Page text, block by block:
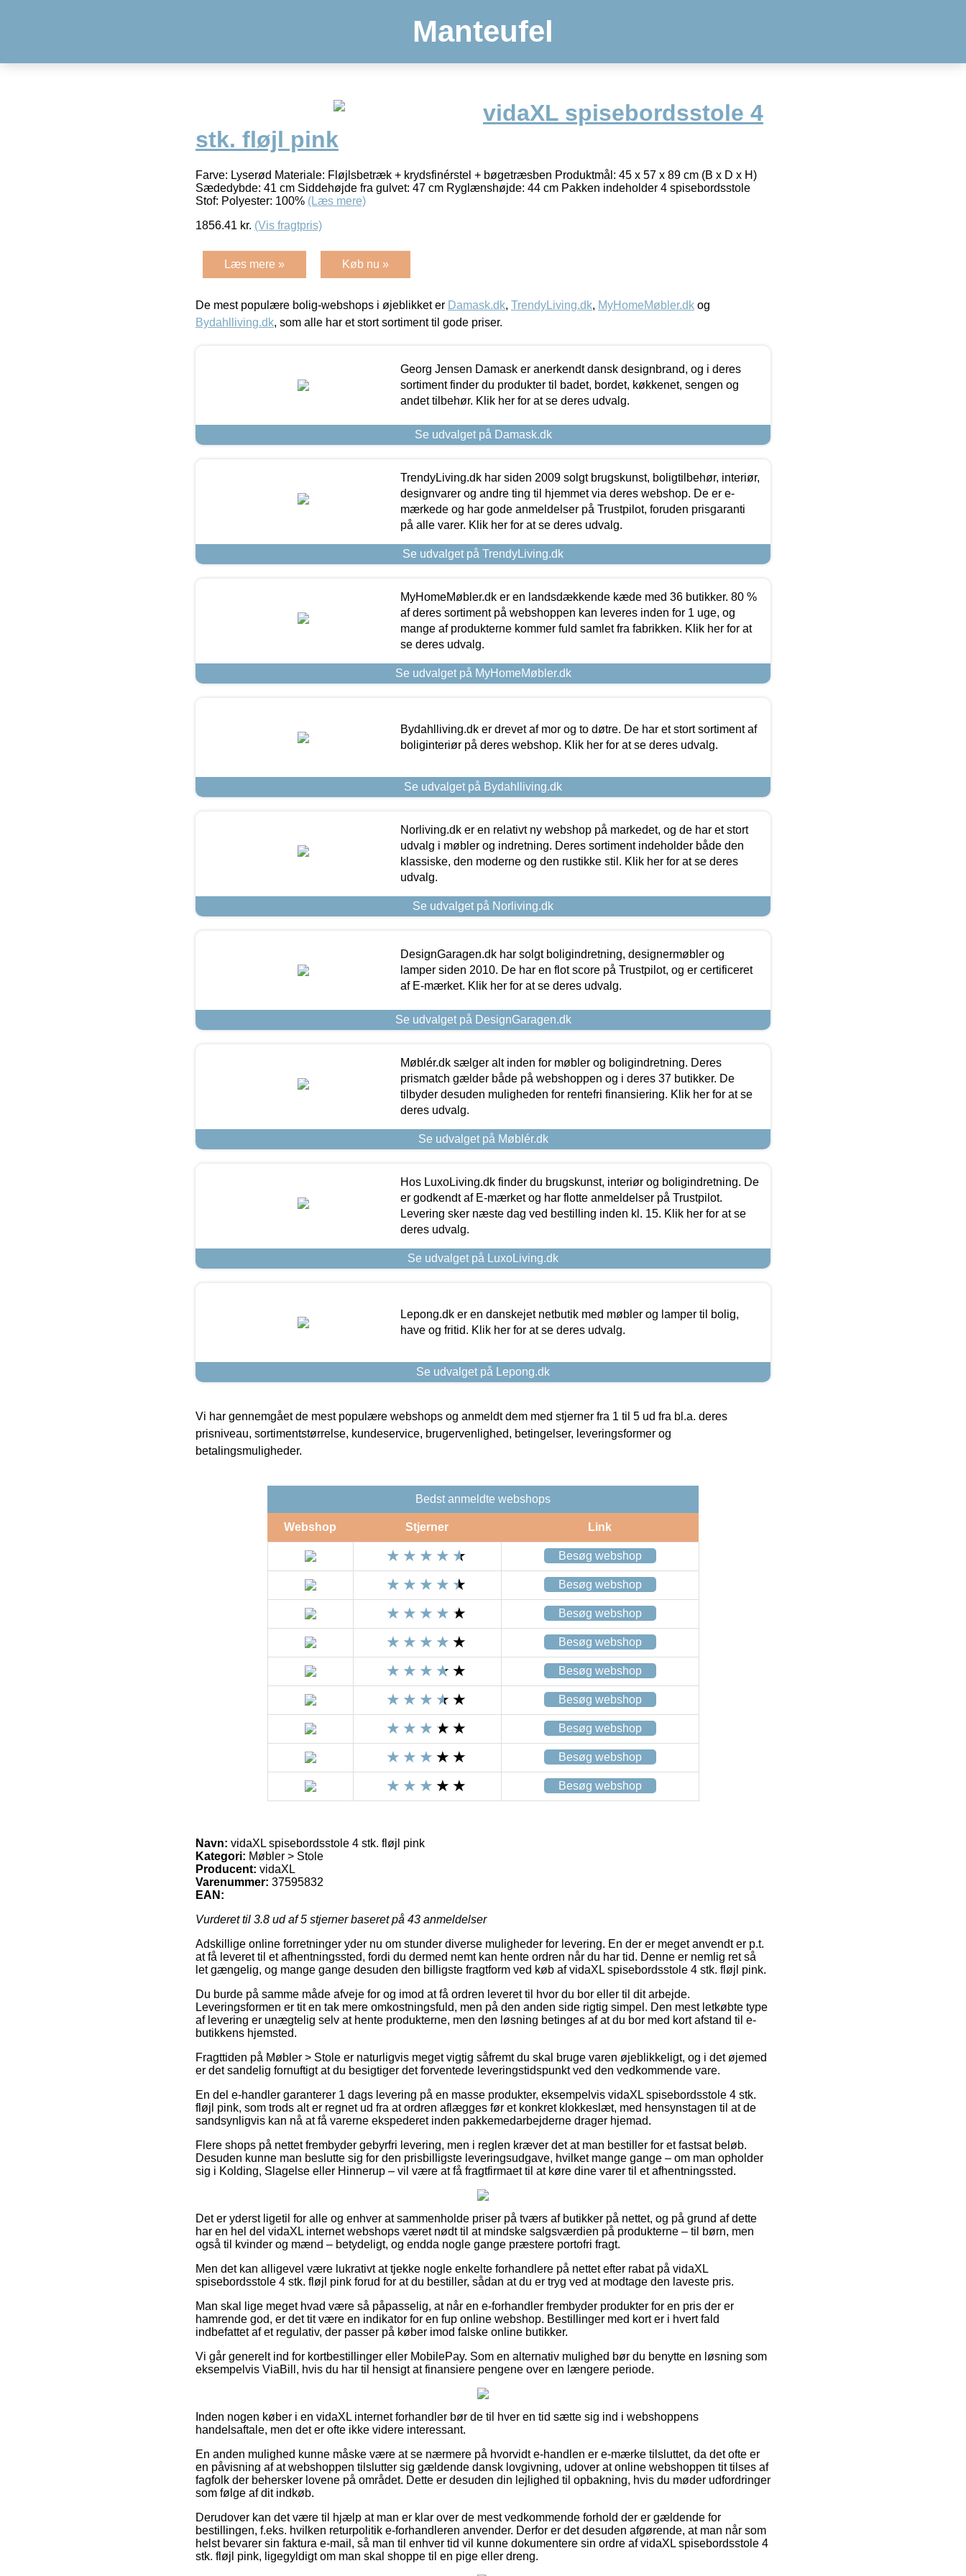
Manteufel
vidaXL spisebordsstole 4
stk. fløjl pink
Farve: Lyserød Materiale: Fløjlsbetræk + krydsfinérstel + bøgetræsben Produktmål: 45 x 57 x 89 cm (B x D x H)
Sædedybde: 41 cm Siddehøjde fra gulvet: 47 cm Ryglænshøjde: 44 cm Pakken indeholder 4 spisebordsstole
Stof: Polyester: 100% (Læs mere)
1856.41 kr. (Vis fragtpris)
Læs mere » Køb nu »
De mest populære bolig-webshops i øjeblikket er Damask.dk, TrendyLiving.dk, MyHomeMøbler.dk og
Bydahlliving.dk, som alle har et stort sortiment til gode priser.
Georg Jensen Damask er anerkendt dansk designbrand, og i deres
sortiment finder du produkter til badet, bordet, køkkenet, sengen og
andet tilbehør. Klik her for at se deres udvalg.
Se udvalget på Damask.dk
TrendyLiving.dk har siden 2009 solgt brugskunst, boligtilbehør, interiør,
designvarer og andre ting til hjemmet via deres webshop. De er e-
mærkede og har gode anmeldelser på Trustpilot, foruden prisgaranti
på alle varer. Klik her for at se deres udvalg.
Se udvalget på TrendyLiving.dk
MyHomeMøbler.dk er en landsdækkende kæde med 36 butikker. 80 %
af deres sortiment på webshoppen kan leveres inden for 1 uge, og
mange af produkterne kommer fuld samlet fra fabrikken. Klik her for at
se deres udvalg.
Se udvalget på MyHomeMøbler.dk
Bydahlliving.dk er drevet af mor og to døtre. De har et stort sortiment af
boliginteriør på deres webshop. Klik her for at se deres udvalg.
Se udvalget på Bydahlliving.dk
Norliving.dk er en relativt ny webshop på markedet, og de har et stort
udvalg i møbler og indretning. Deres sortiment indeholder både den
klassiske, den moderne og den rustikke stil. Klik her for at se deres
udvalg.
Se udvalget på Norliving.dk
DesignGaragen.dk har solgt boligindretning, designermøbler og
lamper siden 2010. De har en flot score på Trustpilot, og er certificeret
af E-mærket. Klik her for at se deres udvalg.
Se udvalget på DesignGaragen.dk
Møblér.dk sælger alt inden for møbler og boligindretning. Deres
prismatch gælder både på webshoppen og i deres 37 butikker. De
tilbyder desuden muligheden for rentefri finansiering. Klik her for at se
deres udvalg.
Se udvalget på Møblér.dk
Hos LuxoLiving.dk finder du brugskunst, interiør og boligindretning. De
er godkendt af E-mærket og har flotte anmeldelser på Trustpilot.
Levering sker næste dag ved bestilling inden kl. 15. Klik her for at se
deres udvalg.
Se udvalget på LuxoLiving.dk
Lepong.dk er en danskejet netbutik med møbler og lamper til bolig,
have og fritid. Klik her for at se deres udvalg.
Se udvalget på Lepong.dk
Vi har gennemgået de mest populære webshops og anmeldt dem med stjerner fra 1 til 5 ud fra bl.a. deres
prisniveau, sortimentstørrelse, kundeservice, brugervenlighed, betingelser, leveringsformer og
betalingsmuligheder.
Bedst anmeldte webshops
Webshop Stjerner Link
Besøg webshop
Besøg webshop
Besøg webshop
Besøg webshop
Besøg webshop
Besøg webshop
Besøg webshop
Besøg webshop
Besøg webshop
Navn: vidaXL spisebordsstole 4 stk. fløjl pink
Kategori: Møbler > Stole
Producent: vidaXL
Varenummer: 37595832
EAN:
Vurderet til 3.8 ud af 5 stjerner baseret på 43 anmeldelser
Adskillige online forretninger yder nu om stunder diverse muligheder for levering. En der er meget anvendt er p.t.
at få leveret til et afhentningssted, fordi du dermed nemt kan hente ordren når du har tid. Denne er nemlig ret så
let gængelig, og mange gange desuden den billigste fragtform ved køb af vidaXL spisebordsstole 4 stk. fløjl pink.
Du burde på samme måde afveje for og imod at få ordren leveret til hvor du bor eller til dit arbejde.
Leveringsformen er tit en tak mere omkostningsfuld, men på den anden side rigtig simpel. Den mest letkøbte type
af levering er unægtelig selv at hente produkterne, men den løsning betinges af at du bor med kort afstand til e-
butikkens hjemsted.
Fragttiden på Møbler > Stole er naturligvis meget vigtig såfremt du skal bruge varen øjeblikkeligt, og i det øjemed
er det sandelig fornuftigt at du besigtiger det forventede leveringstidspunkt ved den vedkommende vare.
En del e-handler garanterer 1 dags levering på en masse produkter, eksempelvis vidaXL spisebordsstole 4 stk.
fløjl pink, som trods alt er regnet ud fra at ordren aflægges før et konkret klokkeslæt, med hensynstagen til at de
sandsynligvis kan nå at få varerne ekspederet inden pakkemedarbejderne drager hjemad.
Flere shops på nettet frembyder gebyrfri levering, men i reglen kræver det at man bestiller for et fastsat beløb.
Desuden kunne man beslutte sig for den prisbilligste leveringsudgave, hvilket mange gange – om man opholder
sig i Kolding, Slagelse eller Hinnerup – vil være at få fragtfirmaet til at køre dine varer til et afhentningssted.
Det er yderst ligetil for alle og enhver at sammenholde priser på tværs af butikker på nettet, og på grund af dette
har en hel del vidaXL internet webshops været nødt til at mindske salgsværdien på produkterne – til børn, men
også til kvinder og mænd – betydeligt, og endda nogle gange præstere portofri fragt.
Men det kan alligevel være lukrativt at tjekke nogle enkelte forhandlere på nettet efter rabat på vidaXL
spisebordsstole 4 stk. fløjl pink forud for at du bestiller, sådan at du er tryg ved at modtage den laveste pris.
Man skal lige meget hvad være så påpasselig, at når en e-forhandler frembyder produkter for en pris der er
hamrende god, er det tit være en indikator for en fup online webshop. Bestillinger med kort er i hvert fald
indbefattet af et regulativ, der passer på køber imod falske online butikker.
Vi går generelt ind for kortbestillinger eller MobilePay. Som en alternativ mulighed bør du benytte en løsning som
eksempelvis ViaBill, hvis du har til hensigt at finansiere pengene over en længere periode.
Inden nogen køber i en vidaXL internet forhandler bør de til hver en tid sætte sig ind i webshoppens
handelsaftale, men det er ofte ikke videre interessant.
En anden mulighed kunne måske være at se nærmere på hvorvidt e-handlen er e-mærke tilsluttet, da det ofte er
en påvisning af at webshoppen tilslutter sig gældende dansk lovgivning, udover at online webshoppen tit tilses af
fagfolk der behersker lovene på området. Dette er desuden din lejlighed til opbakning, hvis du møder udfordringer
som følge af dit indkøb.
Derudover kan det være til hjælp at man er klar over de mest vedkommende forhold der er gældende for
bestillingen, f.eks. hvilken returpolitik e-forhandleren anvender. Derfor er det desuden afgørende, at man når som
helst bevarer sin faktura e-mail, så man til enhver tid vil kunne dokumentere sin ordre af vidaXL spisebordsstole 4
stk. fløjl pink, ligegyldigt om man skal shoppe til en pige eller dreng.